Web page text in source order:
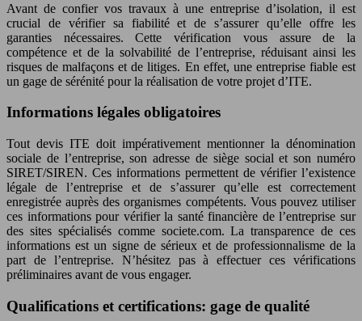
Avant de confier vos travaux à une entreprise d’isolation, il est
crucial de vérifier sa fiabilité et de s’assurer qu’elle offre les
garanties nécessaires. Cette vérification vous assure de la
compétence et de la solvabilité de l’entreprise, réduisant ainsi les
risques de malfaçons et de litiges. En effet, une entreprise fiable est
un gage de sérénité pour la réalisation de votre projet d’ITE.
Informations légales obligatoires
Tout devis ITE doit impérativement mentionner la dénomination
sociale de l’entreprise, son adresse de siège social et son numéro
SIRET/SIREN. Ces informations permettent de vérifier l’existence
légale de l’entreprise et de s’assurer qu’elle est correctement
enregistrée auprès des organismes compétents. Vous pouvez utiliser
ces informations pour vérifier la santé financière de l’entreprise sur
des sites spécialisés comme societe.com. La transparence de ces
informations est un signe de sérieux et de professionnalisme de la
part de l’entreprise. N’hésitez pas à effectuer ces vérifications
préliminaires avant de vous engager.
Qualifications et certifications: gage de qualité